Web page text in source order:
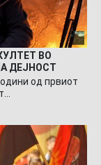
ВО
ДЕЈНОСТ
од првиот